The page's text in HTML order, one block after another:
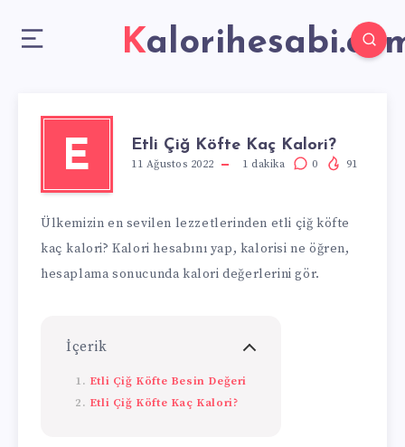
E Etli Çiğ Köfte Kaç Kalori?
11 Ağustos 2022 1 dakika 0 91
Ülkemizin en sevilen lezzetlerinden etli çiğ köfte
kaç kalori? Kalori hesabını yap, kalorisi ne öğren,
hesaplama sonucunda kalori değerlerini gör.
İçerik
Etli Çiğ Köfte Besin Değeri
Etli Çiğ Köfte Kaç Kalori?